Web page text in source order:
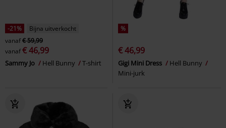
-21%
Bijna uitverkocht
vanaf€ 59,99
vanaf€ 46,99
Sammy Jo Hell Bunny T-shirt
%
€ 46,99
Gigi Mini Dress
Hell Bunny
Mini-jurk